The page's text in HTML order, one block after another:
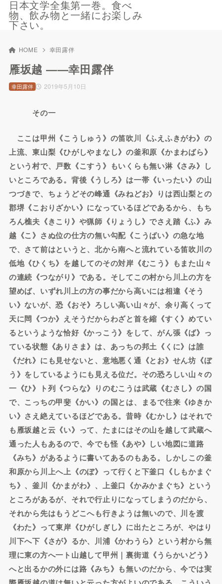
日本文学全集第一巻。食べ
物、飲み物と一緒にお楽しみ
下さい。
HOME 幸田露伴
雁坂越 ——幸田露伴
2019年5月10日
幸田露伴
その一
ここは甲州《こうしゅう》の笛吹川《ふえふきがわ》の
上流、東山梨《ひがしやまなし》の釜和原《かまわばら》
という村で、戸数《こすう》もいくらも無い淋《さみ》し
いところである。背後《うしろ》は一帯《いったい》の山
つづきで、ちょうどその峰通《みねどお》りは西山梨との
郡堺《こおりざかい》になっているほどであるから、もち
ろん樵夫《きこり》や猟師《りょうし》でさえ踏《ふ》み
越《こ》さぬ位の仕方の無い勾配《こうばい》の急な地
で、さて前はというと、北から南へと流れている笛吹川の
低地《ひくち》を越してのその対岸《むこう》もまた山々
の連続《つながり》である。そしてこの村から川上の方を
望めば、いずれ川上の方の事だから高いには相違《そう
い》ないが、恐《おそ》ろしい高い山々が、余り高くって
天に閊《つか》えそうだからわざと首を縮《すく》めてい
るというような恰好《かっこう》をして、がん張《ば》っ
ている状態《ありさま》は、あっちの邦土《くに》は誰
《だれ》にも見せないと、意地悪く通《とお》せん坊《ぼ
う》をしているようにも見える位だ。その恐ろしい山々の
一《ひ》ト列《つらな》りのむこうは武蔵《むさし》の国
で、こっちの甲斐《かい》の国とは、まるで往来《ゆきか
い》さえ絶えているほどである。昔時《むかし》はそれで
も雁坂越と云《い》って、たまにはその山を越して武蔵へ
通った人もあるので、今でも怪《あや》しい地図に道路
《みち》があるように書いてあるのもある。しかしこの釜
和原から川上へ上《のぼ》って行くと下釜口《しもかまぐ
ち》、釜川《かまがわ》、上釜口《かみかまぐち》という
ところがあるが、それで行止りになってしまうのだから、
それから先はもうどこへも行きようは無いので、川を渡
《わた》って東岸《ひがしぎし》に出たところが、やはり
川下へ下《さが》るか、川浦《かわうら》という村から無
理に東の方へ一ト山越して甲州｜裏街道《うらかいどう》
へと出るかの外には路《みち》も無いのだから、今では実